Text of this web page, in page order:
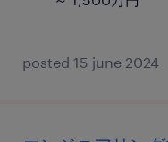
posted 15 june 2024